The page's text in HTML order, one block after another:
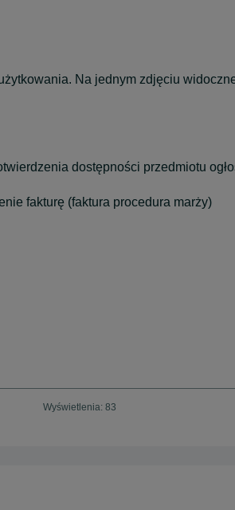
Na jednym zdjęciu
dostępności przedmiotu
fakturę (faktura procedura marży)
Wyświetlenia: 83